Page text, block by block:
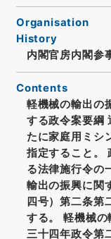
Organisation
History
内閣官房内閣参
Contents
軽機械の輸出の
する政令案要綱
たに家庭用ミシ
指定すること。
る法律施行令の
輸出の振興に関
四号）第二条第
する。 軽機械
三十四年政令第